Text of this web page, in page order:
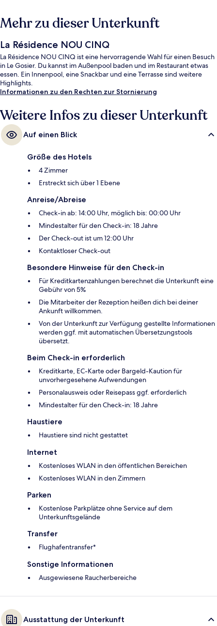
Mehr zu dieser Unterkunft
La Résidence NOU CINQ
La Résidence NOU CINQ ist eine hervorragende Wahl für einen Besuch
in Le Gosier. Du kannst im Außenpool baden und im Restaurant etwas
essen. Ein Innenpool, eine Snackbar und eine Terrasse sind weitere
Highlights.
Informationen zu den Rechten zur Stornierung
Weitere Infos zu dieser Unterkunft
Auf einen Blick
Größe des Hotels
4 Zimmer
Erstreckt sich über 1 Ebene
Anreise/Abreise
Check-in ab: 14:00 Uhr, möglich bis: 00:00 Uhr
Mindestalter für den Check-in: 18 Jahre
Der Check-out ist um 12:00 Uhr
Kontaktloser Check-out
Besondere Hinweise für den Check-in
Für Kreditkartenzahlungen berechnet die Unterkunft eine
Gebühr von 5%
Die Mitarbeiter der Rezeption heißen dich bei deiner
Ankunft willkommen.
Von der Unterkunft zur Verfügung gestellte Informationen
werden ggf. mit automatischen Übersetzungstools
übersetzt.
Beim Check-in erforderlich
Kreditkarte, EC-Karte oder Bargeld-Kaution für
unvorhergesehene Aufwendungen
Personalausweis oder Reisepass ggf. erforderlich
Mindestalter für den Check-in: 18 Jahre
Haustiere
Haustiere sind nicht gestattet
Internet
Kostenloses WLAN in den öffentlichen Bereichen
Kostenloses WLAN in den Zimmern
Parken
Kostenlose Parkplätze ohne Service auf dem
Unterkunftsgelände
Transfer
Flughafentransfer*
Sonstige Informationen
Ausgewiesene Raucherbereiche
Ausstattung der Unterkunft